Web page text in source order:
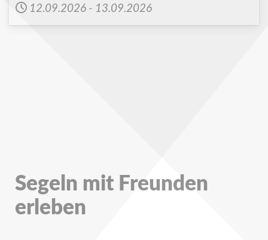
12.09.2026 - 13.09.2026
Segeln mit Freunden
erleben